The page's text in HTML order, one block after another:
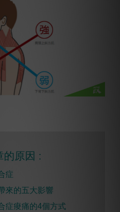
的原因 :
症
的五大影響
痠痛的4個方式